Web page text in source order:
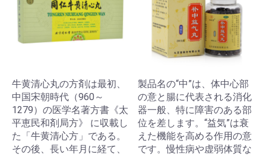
牛黄清心丸の方剤は最初、
中国宋朝時代（960～
1279）の医学名著方書《太
平恵民和剤局方》 に収載し
た「牛黄清心方」である。
その後、長い年月に経て、
製品名の“中”は、体中心部
の意と腸に代表される消化
器一般、特に障害のある部
位を差します。“益気”は衰
えた機能を高める作用の意
です。慢性病や虚弱体質な